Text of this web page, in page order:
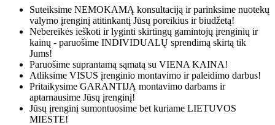
Suteiksime NEMOKAMĄ konsultaciją ir parinksime nuotekų
valymo įrenginį atitinkantį Jūsų poreikius ir biudžetą!
Nebereikės ieškoti ir lyginti skirtingų gamintojų įrenginių ir
kainų - paruošime INDIVIDUALŲ sprendimą skirtą tik
Jums!
Paruošime suprantamą sąmatą su VIENA KAINA!
Atliksime VISUS įrenginio montavimo ir paleidimo darbus!
Pritaikysime GARANTIJĄ montavimo darbams ir
aptarnausime Jūsų įrenginį!
Jūsų įrenginį sumontuosime bet kuriame LIETUVOS
MIESTE!